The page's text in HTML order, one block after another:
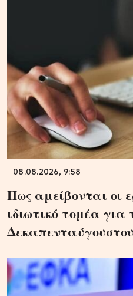
08.08.2026, 9:58
Πως αμείβονται οι
ιδιωτικό τομέα
Δεκαπενταύγουστου